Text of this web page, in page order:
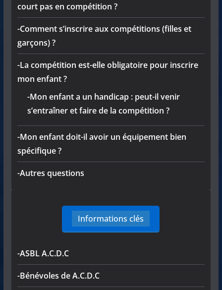
court pas en compétition ?
-Comment s’inscrire aux compétitions (filles et
garçons) ?
-La compétition est-elle obligatoire pour inscrire
mon enfant ?
-Mon enfant a un handicap : peut-il venir
s’entraîner et faire de la compétition ?
-Mon enfant doit-il avoir un équipement bien
spécifique ?
-Autres questions
Informations clés
-ASBL A.C.D.C
-Bénévoles de A.C.D.C